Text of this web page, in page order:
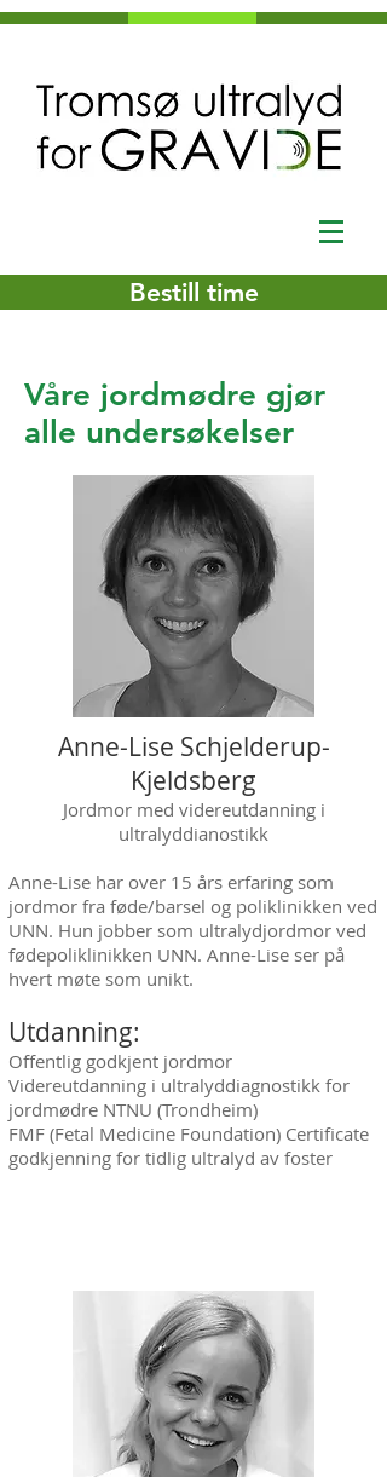
Bestill time
Våre jordmødre gjør
alle undersøkelser
Anne-Lise Schjelderup-
Kjeldsberg
Jordmor med videreutdanning i
ultralyddianostikk
Anne-Lise har over 15 års erfaring som
jordmor fra føde/barsel og poliklinikken ved
UNN. Hun jobber som ultralydjordmor ved
fødepoliklinikken UNN. Anne-Lise ser på
hvert møte som unikt.
Utdanning:
Offentlig godkjent jordmor
Videreutdanning i ultralyddiagnostikk for
jordmødre NTNU (Trondheim)
FMF (Fetal Medicine Foundation) Certificate
godkjenning for tidlig ultralyd av foster